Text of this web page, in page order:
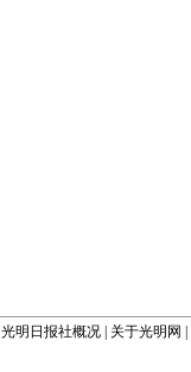
光明日报社概况 关于光明网